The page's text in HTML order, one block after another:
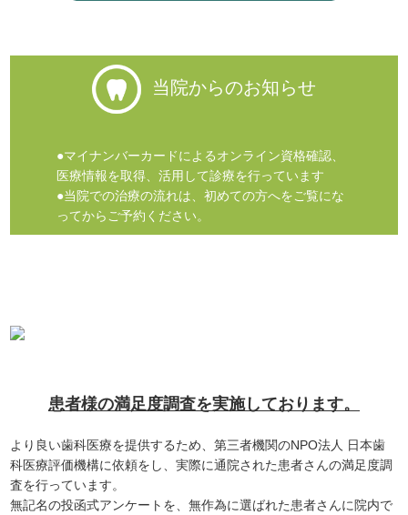
当院からのお知らせ
●マイナンバーカードによるオンライン資格確認、
医療情報を取得、活用して診療を行っています
●当院での治療の流れは、初めての方へをご覧にな
ってからご予約ください。
患者様の満足度調査を実施しております。
より良い歯科医療を提供するため、第三者機関のNPO法人 日本歯
科医療評価機構に依頼をし、実際に通院された患者さんの満足度調
査を行っています。
無記名の投函式アンケートを、無作為に選ばれた患者さんに院内で